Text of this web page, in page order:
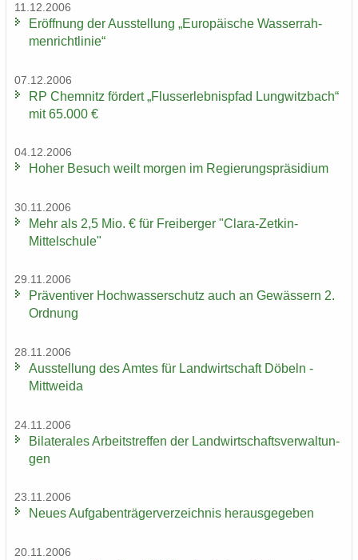
11.12.2006
Er­öff­nung der Aus­stel­lung „Eu­ro­päi­sche Was­ser­rah­
men­richt­li­nie“
07.12.2006
RP Chem­nitz för­dert „Fluss­erleb­nis­pfad Lung­witz­bach“
mit 65.000 €
04.12.2006
Hoher Be­such weilt mor­gen im Re­gie­rungs­prä­si­di­um
30.11.2006
Mehr als 2,5 Mio. € für Frei­ber­ger "Clara-​Zetkin-
Mittelschule"
29.11.2006
Prä­ven­ti­ver Hoch­was­ser­schutz auch an Ge­wäs­sern 2.
Ord­nung
28.11.2006
Aus­stel­lung des Amtes für Land­wirt­schaft Dö­beln -
Mitt­wei­da
24.11.2006
Bi­la­te­ra­les Ar­beits­tref­fen der Land­wirt­schafts­ver­wal­tun­
gen
23.11.2006
Neues Auf­ga­ben­trä­ger­ver­zeich­nis her­aus­ge­ge­ben
20.11.2006